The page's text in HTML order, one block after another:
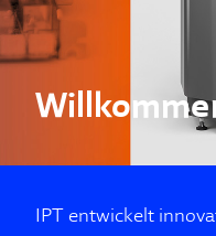
IPT entwickelt